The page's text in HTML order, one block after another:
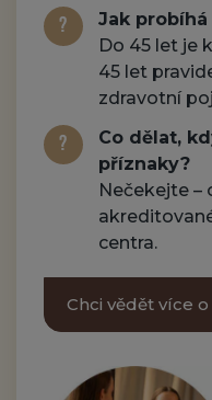
Jak
Do 45 let je
45 let
zdravotní
Co dělat,
příznaky?
Nečekejte –
centra.
Chci vědět více